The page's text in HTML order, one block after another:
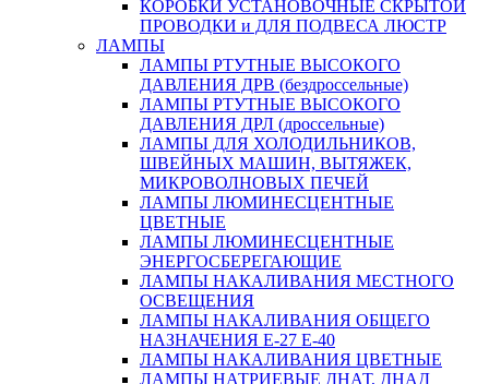
КОРОБКИ УСТАНОВОЧНЫЕ СКРЫТОЙ
ПРОВОДКИ и ДЛЯ ПОДВЕСА ЛЮСТР
ЛАМПЫ
ЛАМПЫ РТУТНЫЕ ВЫСОКОГО
ДАВЛЕНИЯ ДРВ (бездроссельные)
ЛАМПЫ РТУТНЫЕ ВЫСОКОГО
ДАВЛЕНИЯ ДРЛ (дроссельные)
ЛАМПЫ ДЛЯ ХОЛОДИЛЬНИКОВ,
ШВЕЙНЫХ МАШИН, ВЫТЯЖЕК,
МИКРОВОЛНОВЫХ ПЕЧЕЙ
ЛАМПЫ ЛЮМИНЕСЦЕНТНЫЕ
ЦВЕТНЫЕ
ЛАМПЫ ЛЮМИНЕСЦЕНТНЫЕ
ЭНЕРГОСБЕРЕГАЮЩИЕ
ЛАМПЫ НАКАЛИВАНИЯ МЕСТНОГО
ОСВЕЩЕНИЯ
ЛАМПЫ НАКАЛИВАНИЯ ОБЩЕГО
НАЗНАЧЕНИЯ Е-27 Е-40
ЛАМПЫ НАКАЛИВАНИЯ ЦВЕТНЫЕ
ЛАМПЫ НАТРИЕВЫЕ ДНАТ, ДНАД